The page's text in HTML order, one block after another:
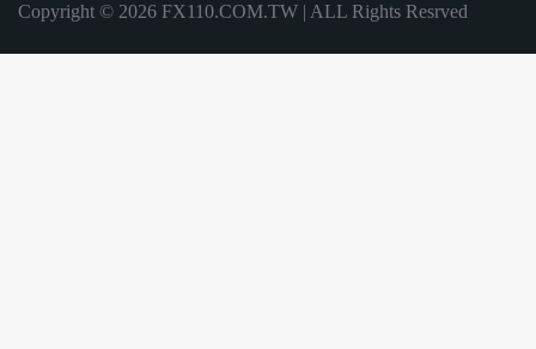
Copyright © 2026 FX110.COM.TW | ALL Rights Resrved